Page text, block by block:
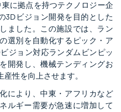
に拠点を持つテクノロジー企
3Dビジョン開発を目的とした
ました。この施設では、ラン
選別を自動化するピック・ア
ジョン対応ランダムビンピッ
開発し、機械テンディングお
性を向上させます。
により、中東・アフリカなど
ルギー需要が急速に増加して